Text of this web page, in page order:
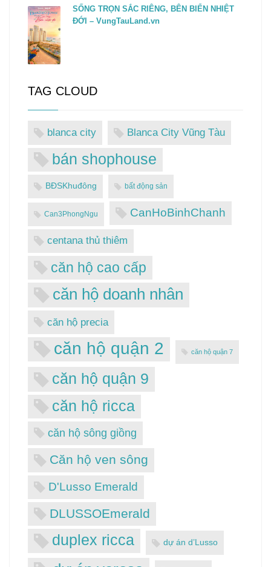
SỐNG TRỌN SẮC RIÊNG, BÊN BIỂN NHIỆT
ĐỚI – VungTauLand.vn
TAG CLOUD
blanca city Blanca City Vũng Tàu
bán shophouse
BĐSKhuđông bất động sản
Can3PhongNgu CanHoBinhChanh
centana thủ thiêm
căn hộ cao cấp
căn hộ doanh nhân
căn hộ precia
căn hộ quận 2 căn hộ quận 7
căn hộ quận 9
căn hộ ricca
căn hộ sông giồng
Căn hộ ven sông
D'Lusso Emerald
DLUSSOEmerald
duplex ricca dự án d’Lusso